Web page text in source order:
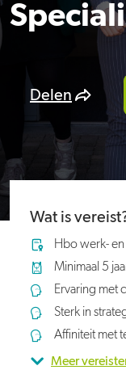
Delen
Wat is
Hbo werk-
Minimaal 5
Ervaring met
Sterk in
Affiniteit met
Meer